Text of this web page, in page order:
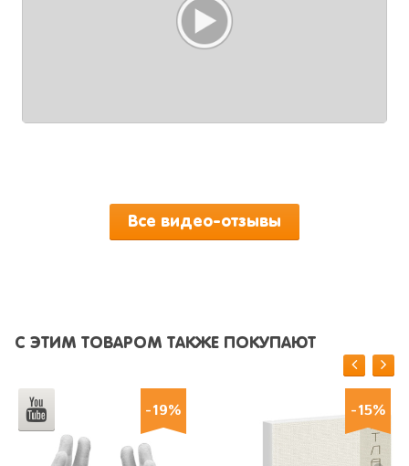
Все видео-отзывы
С ЭТИМ ТОВАРОМ ТАКЖЕ ПОКУПАЮТ
-19% -15%